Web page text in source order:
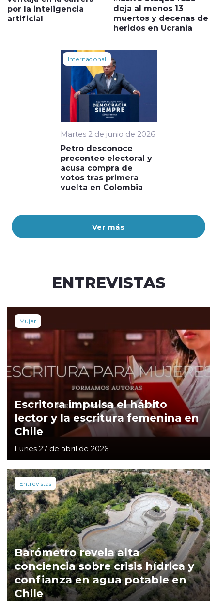
Ver más
por la inteligencia
artificial
deja al menos 13
muertos y decenas de
heridos en Ucrania
Internacional
Martes 2 de junio de 2026
Petro desconoce
preconteo electoral y
acusa compra de
votos tras primera
vuelta en Colombia
ENTREVISTAS
Mujer
Escritora impulsa el hábito
lector y la escritura femenina en
Chile
Lunes 27 de abril de 2026
Entrevistas
Barómetro revela alta
conciencia sobre crisis hídrica y
confianza en agua potable en
Chile